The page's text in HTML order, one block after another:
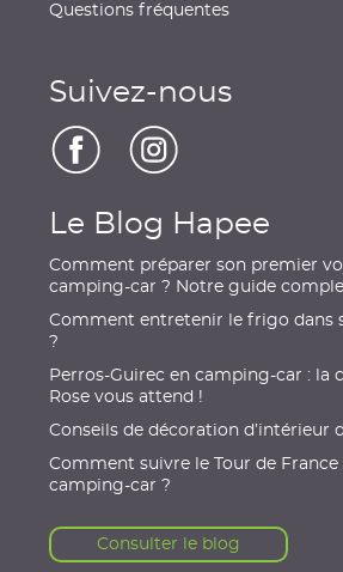
Questions fréquentes
Suivez-nous
Le Blog Hapee
Comment préparer son premier
camping-car ? Notre guide
Comment entretenir le frigo dans
?
Perros-Guirec en camping-car : la
Rose vous attend !
Conseils de décoration d’intérieur
Comment suivre le Tour de France
camping-car ?
Consulter le blog